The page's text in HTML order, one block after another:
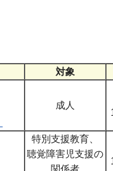
対象
成人
特別支援教育、
聴覚障害児支援の
関係者